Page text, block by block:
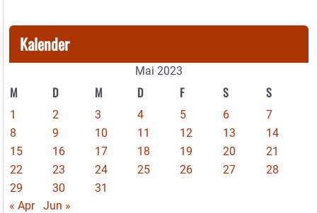
Kalender
Mai 2023
M D M D F S S
1 2 3 4 5 6
7
8
9 10 11 12 13
14
15
16 17 18 19 20
21
22
23 24 25 26 27
28
29
30
31
« Apr
Jun »